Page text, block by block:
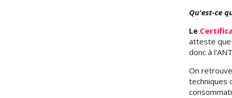
Qu'est-ce
Le
atteste
donc à
On
techniques